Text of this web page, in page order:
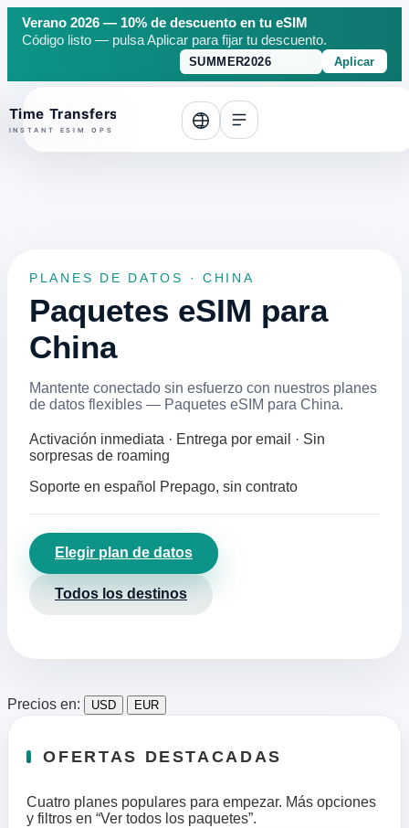
Verano 2026 — 10% de descuento en tu eSIM
Código listo — pulsa Aplicar para fijar tu descuento.
Aplicar
top
PLANES DE DATOS · CHINA
Paquetes eSIM para
China
Mantente conectado sin esfuerzo con nuestros planes
de datos flexibles — Paquetes eSIM para China.
Activación inmediata · Entrega por email · Sin
sorpresas de roaming
Soporte en español Prepago, sin contrato
Elegir plan de datos
Todos los destinos
Precios en: USD EUR
OFERTAS DESTACADAS
Cuatro planes populares para empezar. Más opciones
y filtros en “Ver todos los paquetes”.